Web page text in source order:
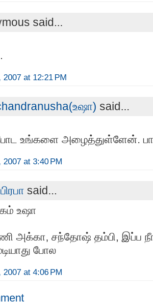
said...
2007 at 12:21 PM
said...
உங்களை அழைத்துள்ளேன்.
2007 at 3:40 PM
said...
உஷா
அக்கா, சந்தோஷ் தம்பி, இப்ப
போல
2007 at 4:06 PM